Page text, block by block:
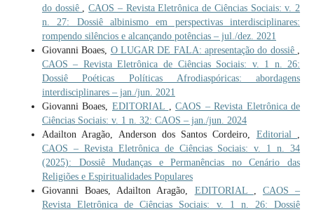
do dossiê
,CAOS – Revista Eletrônica de Ciências Sociais: v. 2
n. 27: Dossiê albinismo em perspectivas interdisciplinares:
rompendo silêncios e alcançando potências – jul./dez. 2021
Giovanni Boaes, O LUGAR DE FALA: apresentação do dossiê
CAOS – Revista Eletrônica de Ciências Sociais: v. 1 n. 26:
Dossiê Poéticas Políticas Afrodiaspóricas: abordagens
interdisciplinares – jan./jun. 2021
Giovanni Boaes, EDITORIAL ,CAOS – Revista Eletrônica de
Ciências Sociais: v. 1 n. 32: CAOS – jan./jun. 2024
Adailton Aragão, Anderson dos Santos Cordeiro, Editorial
CAOS – Revista Eletrônica de Ciências Sociais: v. 1 n. 34
(2025): Dossiê Mudanças e Permanências no Cenário das
Religiões e Espiritualidades Populares
Giovanni Boaes, Adailton Aragão, EDITORIAL
CAOS –
Revista Eletrônica de Ciências Sociais: v. 1 n. 26: Dossiê